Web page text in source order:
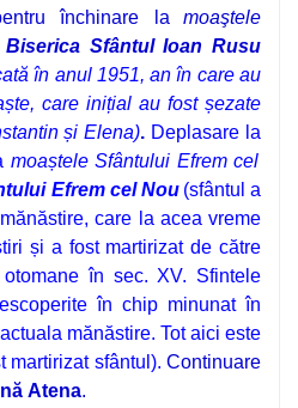
închinare la
moaştele
Biserica Sfântul Ioan Rusu
în anul 1951, an în care au
care inițial au fost șezate
și Elena). Deplasare la
moaștele Sfântului Efrem cel
Efrem cel Nou (sfântul a
care la acea vreme
și a fost martirizat de către
în sec. XV. Sfintele
în chip minunat în
mănăstire. Tot aici este
martirizat sfântul). Continuare
Atena.